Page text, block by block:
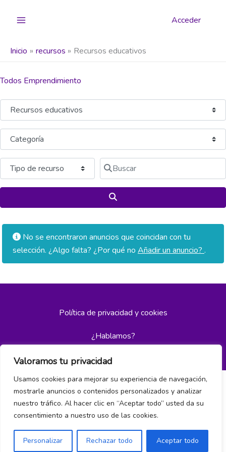
Valoramos tu privacidad
Usamos cookies para mejorar su experiencia de navegación,
mostrarle anuncios o contenidos personalizados y analizar
nuestro tráfico. Al hacer clic en “Aceptar todo” usted da su
consentimiento a nuestro uso de las cookies.
Personalizar Rechazar todo Aceptar todo
Acceder
Inicio recursos Recursos educativos
Todos Emprendimiento
Seleccionar el formulario de búsqueda
Categoría
Buscar
No se encontraron anuncios que coincidan con tu
selección. ¿Algo falta? ¿Por qué no Añadir un anuncio? .
Política de privacidad y cookies
¿Hablamos?